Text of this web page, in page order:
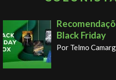
Black Friday
Por Telmo